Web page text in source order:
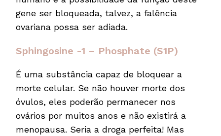
gene ser bloqueada, talvez, a falência
ovariana possa ser adiada.
Sphingosine -1 – Phosphate (S1P)
É uma substância capaz de bloquear a
morte celular. Se não houver morte dos
óvulos, eles poderão permanecer nos
ovários por muitos anos e não existirá a
menopausa. Seria a droga perfeita! Mas